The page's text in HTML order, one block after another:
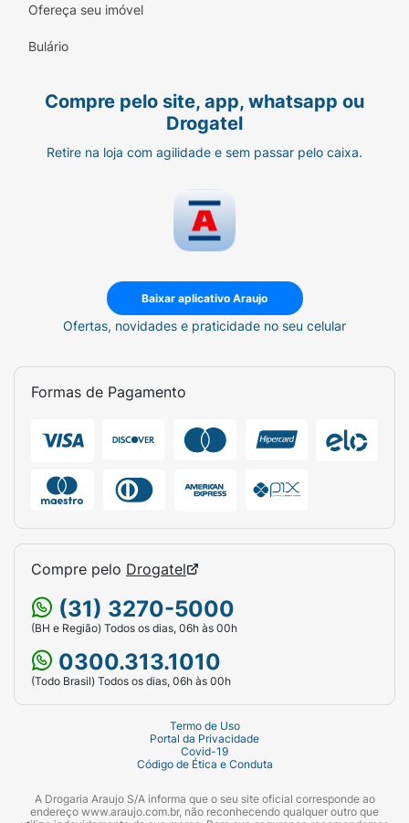
Ofereça seu imóvel
Bulário
Compre pelo site, app, whatsapp ou
Drogatel
Retire na loja com agilidade e sem passar pelo caixa.
Baixar aplicativo Araujo
Ofertas, novidades e praticidade no seu celular
Formas de Pagamento
Compre pelo Drogatel
(31) 3270-5000
(BH e Região) Todos os dias, 06h às 00h
0300.313.1010
(Todo Brasil) Todos os dias, 06h às 00h
Termo de Uso
Portal da Privacidade
Covid-19
Código de Ética e Conduta
A Drogaria Araujo S/A informa que o seu site oficial corresponde ao
endereço www.araujo.com.br, não reconhecendo qualquer outro que